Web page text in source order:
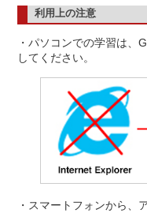
利用上の注意
・パソコンでの学習は、
してください。
・スマートフォンから、